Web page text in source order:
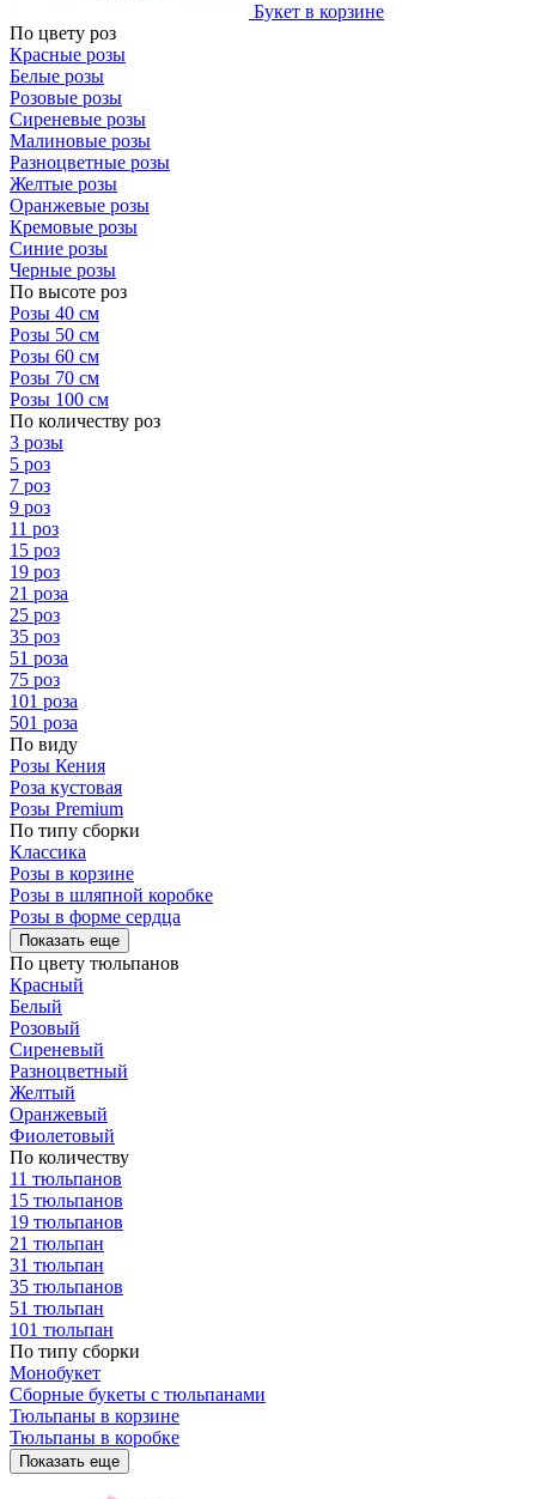
Букет в корзине
По цвету роз
Красные розы
Белые розы
Розовые розы
Сиреневые розы
Малиновые розы
Разноцветные розы
Желтые розы
Оранжевые розы
Кремовые розы
Синие розы
Черные розы
По высоте роз
Розы 40 см
Розы 50 см
Розы 60 см
Розы 70 см
Розы 100 см
По количеству роз
3 розы
5 роз
7 роз
9 роз
11 роз
15 роз
19 роз
21 роза
25 роз
35 роз
51 роза
75 роз
101 роза
501 роза
По виду
Розы Кения
Роза кустовая
Розы Premium
По типу сборки
Классика
Розы в корзине
Розы в шляпной коробке
Розы в форме сердца
Показать еще
По цвету тюльпанов
Красный
Белый
Розовый
Сиреневый
Разноцветный
Желтый
Оранжевый
Фиолетовый
По количеству
11 тюльпанов
15 тюльпанов
19 тюльпанов
21 тюльпан
31 тюльпан
35 тюльпанов
51 тюльпан
101 тюльпан
По типу сборки
Монобукет
Сборные букеты с тюльпанами
Тюльпаны в корзине
Тюльпаны в коробке
Показать еще